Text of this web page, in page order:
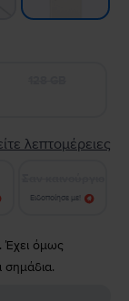
λεπτομέρειες
Ειδοποίησε με!
Έχει όμως
σημάδια.